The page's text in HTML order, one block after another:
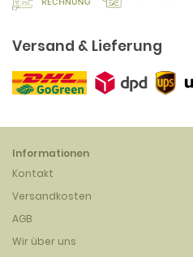
Versand & Lieferung
Informationen
Kontakt
Versandkosten
AGB
Wir über uns